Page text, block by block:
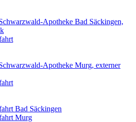
Apotheke Bad Säckingen,
Apotheke Murg, externer
Bad Säckingen
Murg